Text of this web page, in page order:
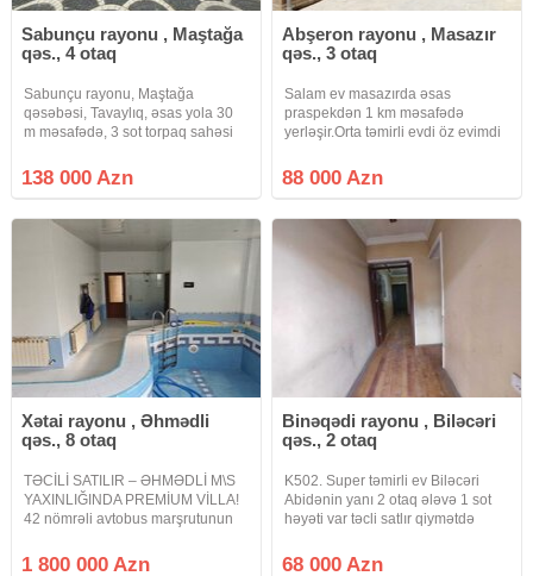
Sabunçu rayonu , Maştağa
qəs., 4 otaq
Sabunçu rayonu, Maştağa
qəsəbəsi, Tavaylıq, əsas yola 30
m məsafədə, 3 sot torpaq sahəsi
ümumi tikili sahəsi 127 kv/m olan
Həyət Evi Satılır. Ev şəxsi tikilidir,
138 000 Azn
Abşeron rayonu , Masazır
qəs., 3 otaq
Salam ev masazırda əsas
praspekdən 1 km məsafədə
yerləşir.Orta təmirli evdi öz evimdi
həyət tametdi həyətdə 1.5 ton su
çəni kupçası var paket kupçadı
88 000 Azn
Xətai rayonu , Əhmədli
qəs., 8 otaq
TƏCİLİ SATILIR – ƏHMƏDLİ M\S
YAXINLIĞINDA PREMİUM VİLLA!
42 nömrəli avtobus marşrutunun
sahəsində inşa olunmuş 3
1 800 000 Azn
Binəqədi rayonu , Biləcəri
qəs., 2 otaq
K502. Super təmirli ev Biləcəri
Abidənin yanı 2 otaq ələvə 1 sot
həyəti var təcli satlır qiymətdə
baxmaq olar ciraq əmlak kanalına
68 000 Azn